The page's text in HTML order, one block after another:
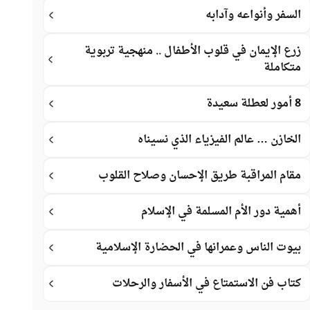
السفر وأنواعه وآدابه
زرع الإيمان في قلوب الأطفال .. منهجية تربوية
متكاملة
8 أمور لعطلة سعيدة
الخازن … عالم الفيزياء الذي نسيناه
مقام المراقبة طريق الإحسان وصلاح القلوب
أهمية دور الأم المسلمة في الإسلام
بيوت الناس وعمرانها في الحضارة الإسلامية
كتاب فن الاستمتاع في الأسفار والرحلات